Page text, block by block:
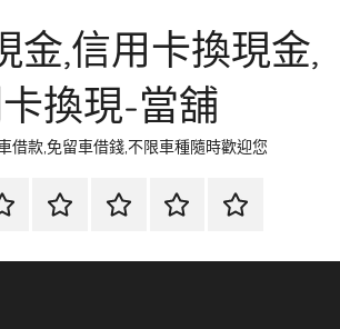
金,信用卡換現金,
換現-當舖
借款,免留車借錢,不限車種隨時歡迎您
網
資
流
時
環
清
聯
徵